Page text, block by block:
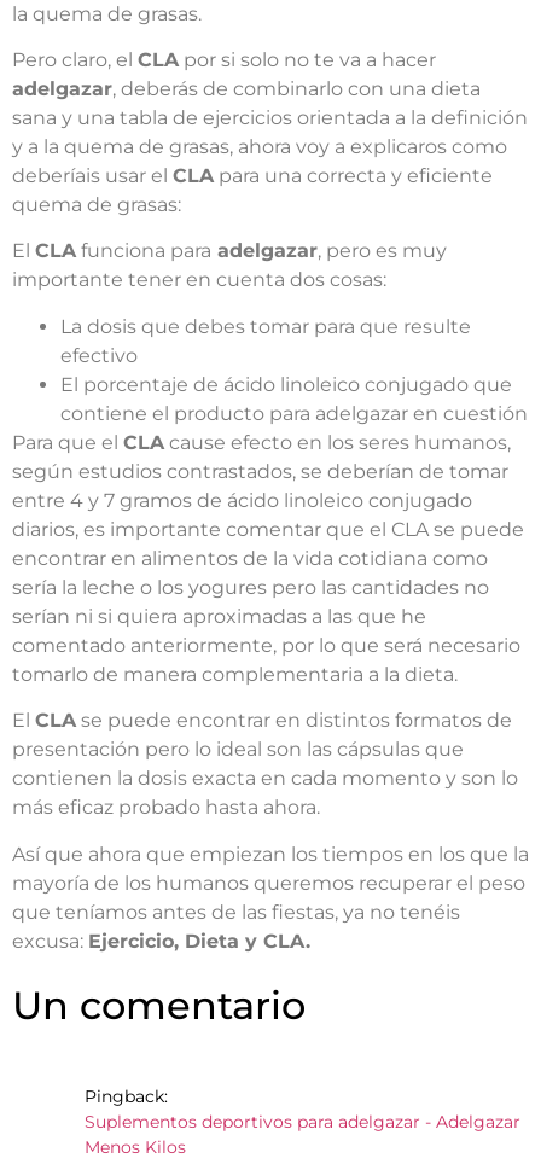
la quema de grasas.
Pero claro, el CLApor si solo no te va a hacer
adelgazar, deberás de combinarlo con una dieta
sana y una tabla de ejercicios orientada a la definición
y a la quema de grasas, ahora voy a explicaros como
deberíais usar el CLApara una correcta y eficiente
quema de grasas:
El CLAfunciona para adelgazar, pero es muy
importante tener en cuenta dos cosas:
La dosis que debes tomar para que resulte
efectivo
El porcentaje de ácido linoleico conjugado que
contiene el producto para adelgazar en cuestión
Para que el CLA cause efecto en los seres humanos,
según estudios contrastados, se deberían de tomar
entre 4 y 7 gramos de ácido linoleico conjugado
diarios, es importante comentar que el CLA se puede
encontrar en alimentos de la vida cotidiana como
sería la leche o los yogures pero las cantidades no
serían ni si quiera aproximadas a las que he
comentado anteriormente, por lo que será necesario
tomarlo de manera complementaria a la dieta.
El CLAse puede encontrar en distintos formatos de
presentación pero lo ideal son las cápsulas que
contienen la dosis exacta en cada momento y son lo
más eficaz probado hasta ahora.
Así que ahora que empiezan los tiempos en los que la
mayoría de los humanos queremos recuperar el peso
que teníamos antes de las fiestas, ya no tenéis
excusa: Ejercicio, Dieta y CLA.
Un comentario
Pingback:
Suplementos deportivos para adelgazar - Adelgazar
Menos Kilos